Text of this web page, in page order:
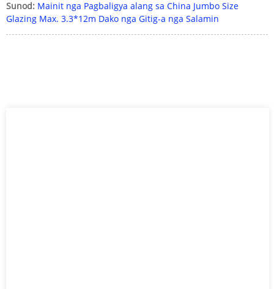
Sunod: Mainit nga Pagbaligya alang sa China Jumbo Size
Glazing Max. 3.3*12m Dako nga Gitig-a nga Salamin